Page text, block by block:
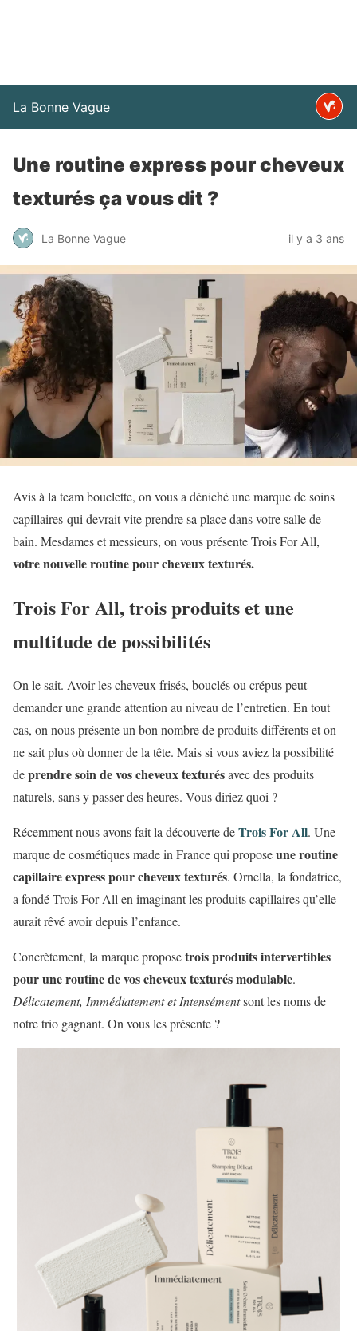
La Bonne Vague
Une routine express pour cheveux
texturés ça vous dit ?
La Bonne Vague il y a 3 ans
Avis à la team bouclette, on vous a déniché une marque de soins
capillaires qui devrait vite prendre sa place dans votre salle de
bain. Mesdames et messieurs, on vous présente Trois For All,
votre nouvelle routine pour cheveux texturés.
Trois For All, trois produits et une
multitude de possibilités
On le sait. Avoir les cheveux frisés, bouclés ou crépus peut
demander une grande attention au niveau de l’entretien. En tout
cas, on nous présente un bon nombre de produits différents et on
ne sait plus où donner de la tête. Mais si vous aviez la possibilité
deprendre soin de vos cheveux texturésavec des produits
naturels, sans y passer des heures. Vous diriez quoi ?
Récemment nous avons fait la découverte deTrois For All. Une
marque de cosmétiques made in France qui proposeune routine
capillaire express pour cheveux texturés. Ornella, la fondatrice,
a fondé Trois For All en imaginant les produits capillaires qu’elle
aurait rêvé avoir depuis l’enfance.
Concrètement, la marque proposetrois produits intervertibles
pour une routine de vos cheveux texturés modulable.
Délicatement, Immédiatement et Intensémentsont les noms de
notre trio gagnant. On vous les présente ?